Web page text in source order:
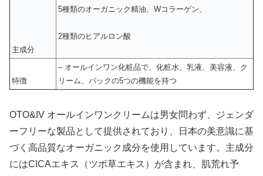
主成分
5種類のオーガニック精油、Wコラーゲン、
2種類のヒアルロン酸
特徴
– オールインワン化粧品で、化粧水、乳液、美容液、ク
リーム、パックの5つの機能を持つ
OTO&IV オールインワンクリームは男女問わず、ジェンダ
ーフリーな製品として提供されており、日本の美意識に基
づく高品質なオーガニック成分を使用しています。主成分
にはCICAエキス（ツボ草エキス）が含まれ、肌荒れ予